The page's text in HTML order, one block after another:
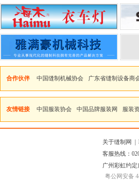
合作伙伴 中国缝制机械协会 广东省缝制设备商
友情链接 中国服装协会 中国品牌服装网 服装
关于缝制网
客服热线：
广州彩虹约定
粤公网安